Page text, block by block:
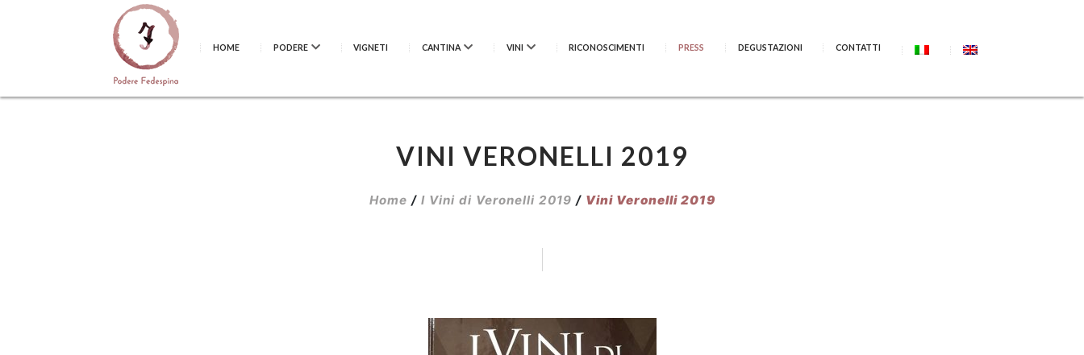
HOME PODERE VIGNETI CANTINA VINI RICONOSCIMENTI PRESS DEGUSTAZIONI CONTATTI
VINI VERONELLI 2019
Home / I Vini di Veronelli 2019 / Vini Veronelli 2019